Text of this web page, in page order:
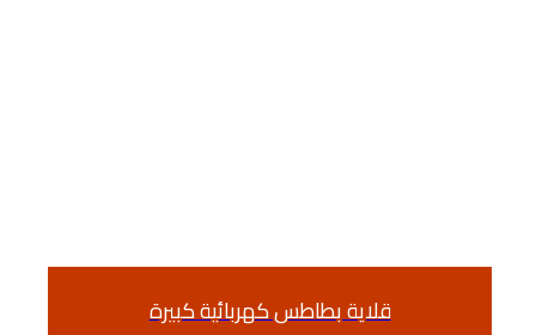
قلاية بطاطس كهربائية كبيرة